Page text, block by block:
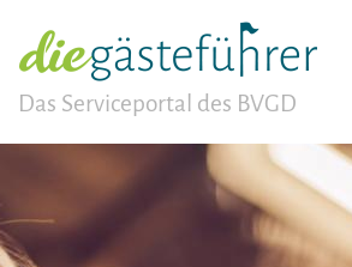
Das Serviceportal des BVGD